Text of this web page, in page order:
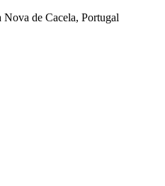
de Cacela, Portugal